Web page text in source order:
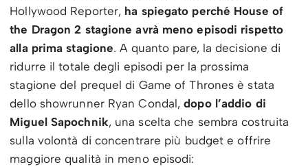
Hollywood Reporter, ha spiegato perché House of
the Dragon 2 stagione avrà meno episodi rispetto
alla prima stagione. A quanto pare, la decisione di
ridurre il totale degli episodi per la prossima
stagione del prequel di Game of Thrones è stata
dello showrunner Ryan Condal,dopo l’addio di
Miguel Sapochnik, una scelta che sembra costruita
sulla volontà di concentrare più budget e offrire
maggiore qualità in meno episodi: